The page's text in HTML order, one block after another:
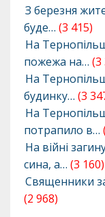
З березня
буде… (3 415)
На
пожежа на… (3
На
будинку… (3
На
потрапило в…
На війні
сина, а… (3 160)
Священники
(2 968)